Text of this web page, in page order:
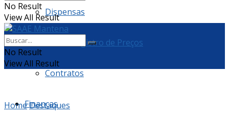
Dispensas
Ata de Registro de Preços
Contratos
Finanças
No Result
View All Result
No Result
View All Result
HomeDestaques